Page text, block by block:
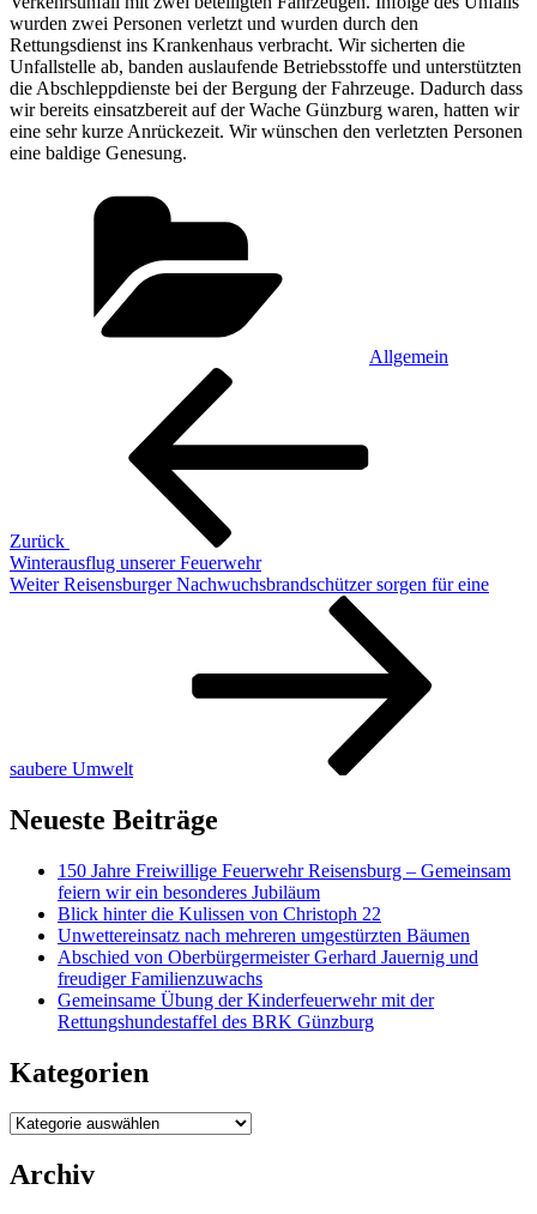
wurden zwei Personen verletzt und wurden durch den
Rettungsdienst ins Krankenhaus verbracht. Wir sicherten die
Unfallstelle ab, banden auslaufende Betriebsstoffe und unterstützten
die Abschleppdienste bei der Bergung der Fahrzeuge. Dadurch dass
wir bereits einsatzbereit auf der Wache Günzburg waren, hatten wir
eine sehr kurze Anrückezeit. Wir wünschen den verletzten Personen
eine baldige Genesung.
Allgemein
Beitragsnavigation
Zurück
Winterausflug unserer Feuerwehr
Nächster
Weiter Reisensburger Nachwuchsbrandschützer sorgen für eine
saubere Umwelt
Neueste Beiträge
150 Jahre Freiwillige Feuerwehr Reisensburg – Gemeinsam
feiern wir ein besonderes Jubiläum
Blick hinter die Kulissen von Christoph 22
Unwettereinsatz nach mehreren umgestürzten Bäumen
Abschied von Oberbürgermeister Gerhard Jauernig und
freudiger Familienzuwachs
Gemeinsame Übung der Kinderfeuerwehr mit der
Rettungshundestaffel des BRK Günzburg
Kategorien
Kategorien
Archiv